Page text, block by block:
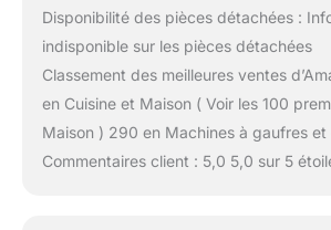
Disponibilité des pièces détachées :
indisponible sur les pièces détachées
Classement des meilleures ventes
en Cuisine et Maison ( Voir les 100
Maison ) 290 en Machines à gaufres et
Commentaires client : 5,0 5,0 sur 5